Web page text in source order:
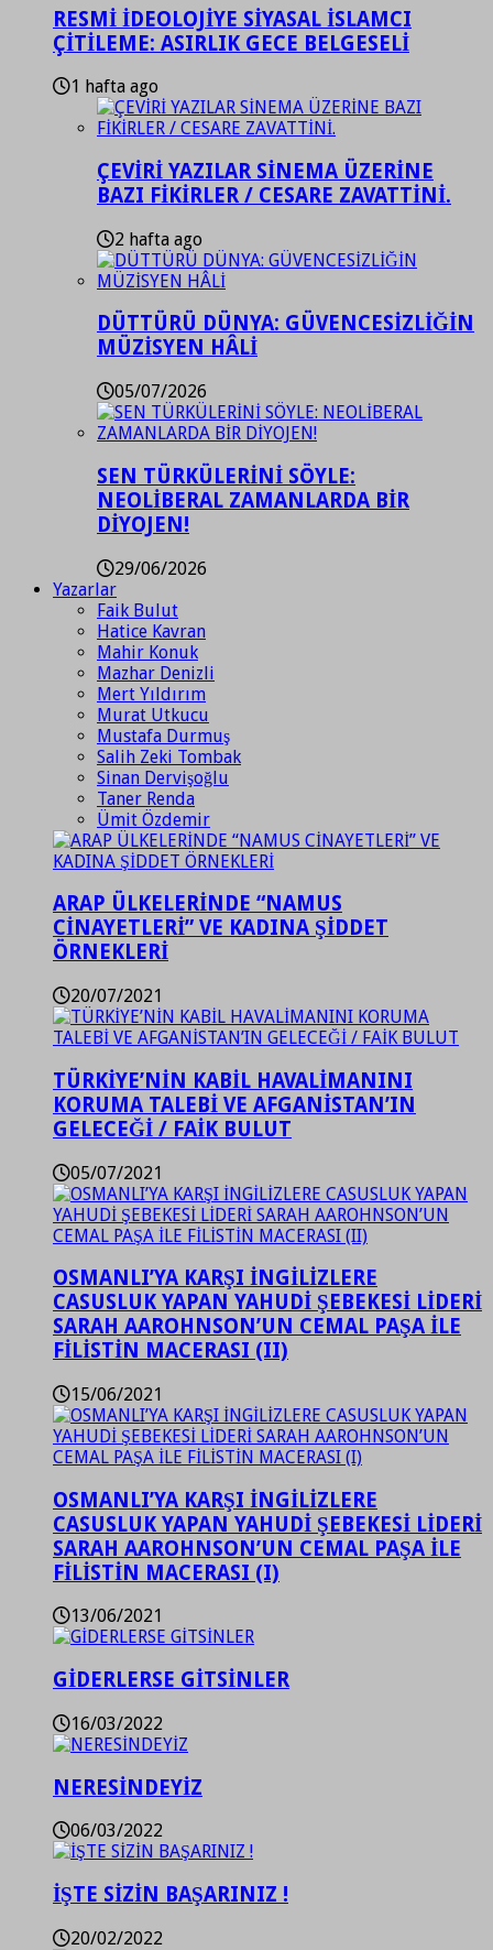
RESMİ İDEOLOJİYE SİYASAL İSLAMCI
ÇİTİLEME: ASIRLIK GECE BELGESELİ
1 hafta ago
ÇEVİRİ YAZILAR SİNEMA ÜZERİNE
BAZI FİKİRLER / CESARE ZAVATTİNİ.
2 hafta ago
DÜTTÜRÜ DÜNYA: GÜVENCESİZLİĞİN
MÜZİSYEN HÂLİ
05/07/2026
SEN TÜRKÜLERİNİ SÖYLE:
NEOLİBERAL ZAMANLARDA BİR
DİYOJEN!
29/06/2026
Yazarlar
Faik Bulut
Hatice Kavran
Mahir Konuk
Mazhar Denizli
Mert Yıldırım
Murat Utkucu
Mustafa Durmuş
Salih Zeki Tombak
Sinan Dervişoğlu
Taner Renda
Ümit Özdemir
ARAP ÜLKELERİNDE “NAMUS
CİNAYETLERİ” VE KADINA ŞİDDET
ÖRNEKLERİ
20/07/2021
TÜRKİYE’NİN KABİL HAVALİMANINI
KORUMA TALEBİ VE AFGANİSTAN’IN
GELECEĞİ / FAİK BULUT
05/07/2021
OSMANLI’YA KARŞI İNGİLİZLERE
CASUSLUK YAPAN YAHUDİ ŞEBEKESİ LİDERİ
SARAH AAROHNSON’UN CEMAL PAŞA İLE
FİLİSTİN MACERASI (II)
15/06/2021
OSMANLI’YA KARŞI İNGİLİZLERE
CASUSLUK YAPAN YAHUDİ ŞEBEKESİ LİDERİ
SARAH AAROHNSON’UN CEMAL PAŞA İLE
FİLİSTİN MACERASI (I)
13/06/2021
GİDERLERSE GİTSİNLER
16/03/2022
NERESİNDEYİZ
06/03/2022
İŞTE SİZİN BAŞARINIZ !
20/02/2022